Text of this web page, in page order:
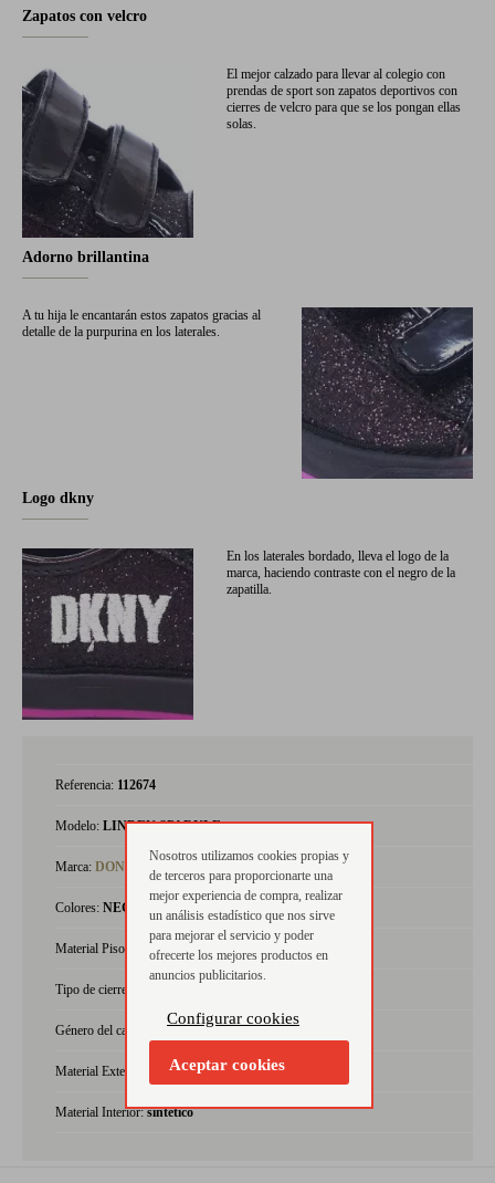
Zapatos con velcro
El mejor calzado para llevar al colegio con
prendas de sport son zapatos deportivos con
cierres de velcro para que se los pongan ellas
solas.
Adorno brillantina
A tu hija le encantarán estos zapatos gracias al
detalle de la purpurina en los laterales.
Logo dkny
En los laterales bordado, lleva el logo de la
marca, haciendo contraste con el negro de la
zapatilla.
Referencia: 112674
Modelo: LINDEN SPARKLE
Marca: DONNA KARAN
Colores: NEGRO
Material Piso: BLOK
Tipo de cierre:
Género del calzado: bebé niña, niña
Material Exterior: sintético
Material Interior:sintético
Nosotros utilizamos cookies propias y
de terceros para proporcionarte una
mejor experiencia de compra, realizar
un análisis estadístico que nos sirve
para mejorar el servicio y poder
ofrecerte los mejores productos en
anuncios publicitarios.
Configurar cookies
Aceptar cookies